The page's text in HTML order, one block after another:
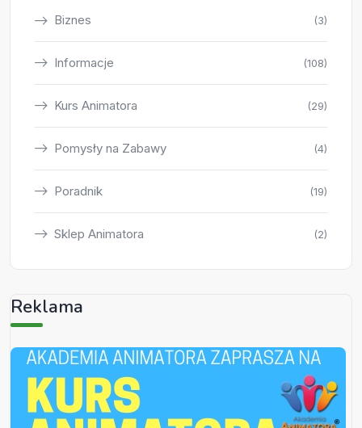
Biznes (3)
Informacje (108)
Kurs Animatora (29)
Pomysły na Zabawy (4)
Poradnik (19)
Sklep Animatora (2)
Reklama